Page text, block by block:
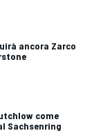
ancora Zarco
come
Sachsenring